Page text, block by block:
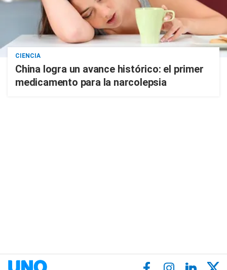
CIENCIA
China logra un avance histórico: el primer
medicamento para la narcolepsia